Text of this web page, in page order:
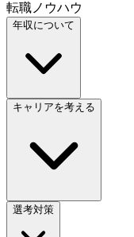
転職ノウハウ
年収について
キャリアを考える
選考対策